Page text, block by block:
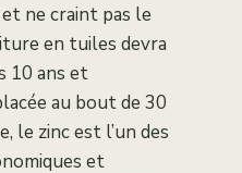
ne craint pas le
en tuiles devra
10 ans et
au bout de 30
le zinc est l’un des
et